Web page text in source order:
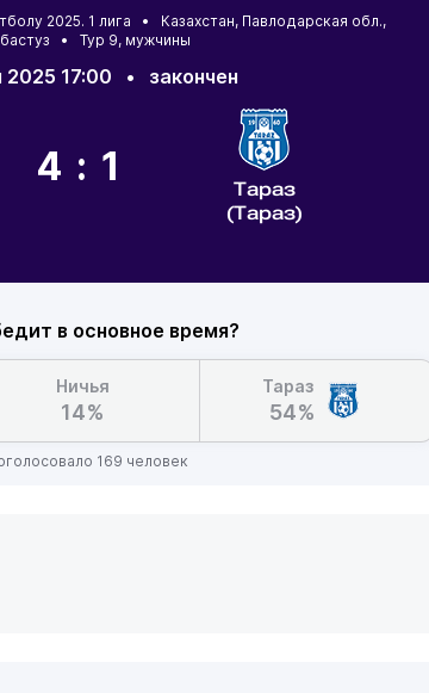
2025. 1 лига • Казахстан, Павлодарская обл.,
• Тур 9, мужчины
2025 17:00 • закончен
4:1
Тараз
(Тараз)
в основное время?
Ничья
14%
Тараз
54%
169 человек